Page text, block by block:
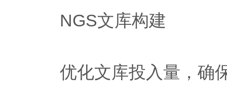
NGS文库构建
优化文库投入量，确保